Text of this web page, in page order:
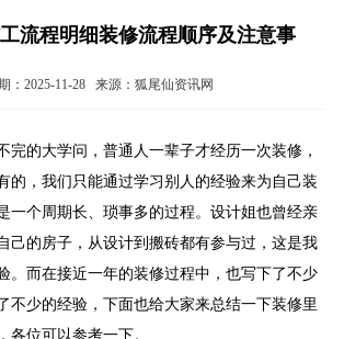
流程明细装修流程顺序及注意事
：2025-11-28 来源：狐尾仙资讯网
完的大学问，普通人一辈子才经历一次装修，
的，我们只能通过学习别人的经验来为自己装
一个周期长、琐事多的过程。设计姐也曾经亲
己的房子，从设计到搬砖都有参与过，这是我
。而在接近一年的装修过程中，也写下了不少
不少的经验，下面也给大家来总结一下装修里
各位可以参考一下。